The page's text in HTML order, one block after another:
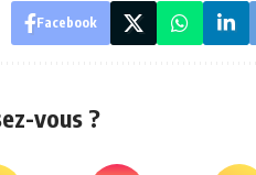
Facebook
vous ?